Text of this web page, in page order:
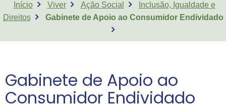
Início Viver Ação Social
Inclusão, Igualdade e
Direitos
Gabinete de Apoio ao Consumidor Endividado
Gabinete de Apoio ao
Consumidor Endividado